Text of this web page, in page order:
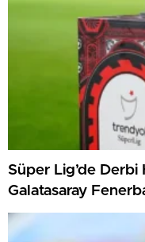
Süper Lig’de Derbi
Galatasaray
Oynanacak